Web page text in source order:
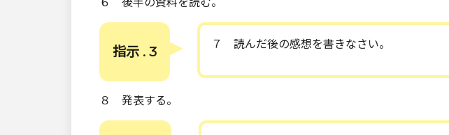
指示 . 3 ７ 読んだ後の感想を書きなさい。
８ 発表する。